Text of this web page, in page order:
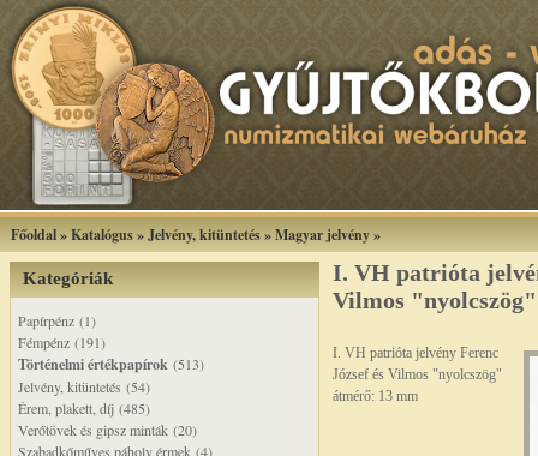
Főoldal»Katalógus»Jelvény, kitüntetés»Magyar jelvény»
Kategóriák
Papírpénz (1)
Fémpénz (191)
Történelmi értékpapírok (513)
Jelvény, kitüntetés (54)
Érem, plakett, díj (485)
Verőtövek és gipsz minták (20)
Szabadkőműves páholy érmek (4)
I. VH patrióta
Vilmos "nyolcszög"
I. VH patrióta jelvény Ferenc
József és Vilmos "nyolcszög"
átmérő: 13 mm